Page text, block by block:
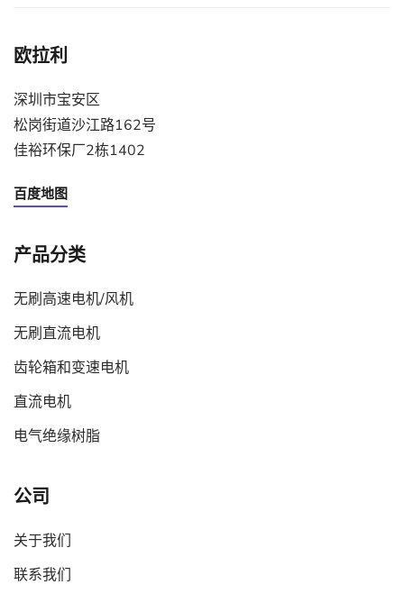
欧拉利
深圳市宝安区
松岗街道沙江路162号
佳裕环保厂2栋1402
百度地图
产品分类
无刷高速电机/风机
无刷直流电机
齿轮箱和变速电机
直流电机
电气绝缘树脂
公司
关于我们
联系我们